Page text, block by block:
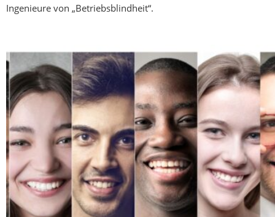
Ingenieure von „Betriebsblindheit“.